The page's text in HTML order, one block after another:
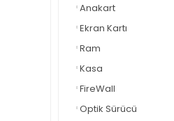
Anakart
Ekran Kartı
Ram
Kasa
FireWall
Optik Sürücü